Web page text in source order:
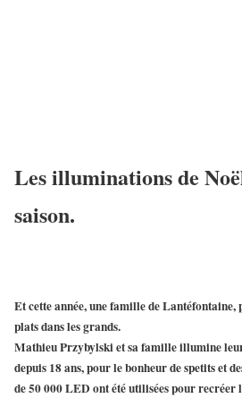
Les illuminations de
saison.
Et cette année, unefamille de Lantéfontaine,
plats dans les grands.
Mathieu Przybylski et sa familleillumine
depuis 18 ans, pour le bonheur de spetits et
de 50 000 LED ont été utilisées pour recréer